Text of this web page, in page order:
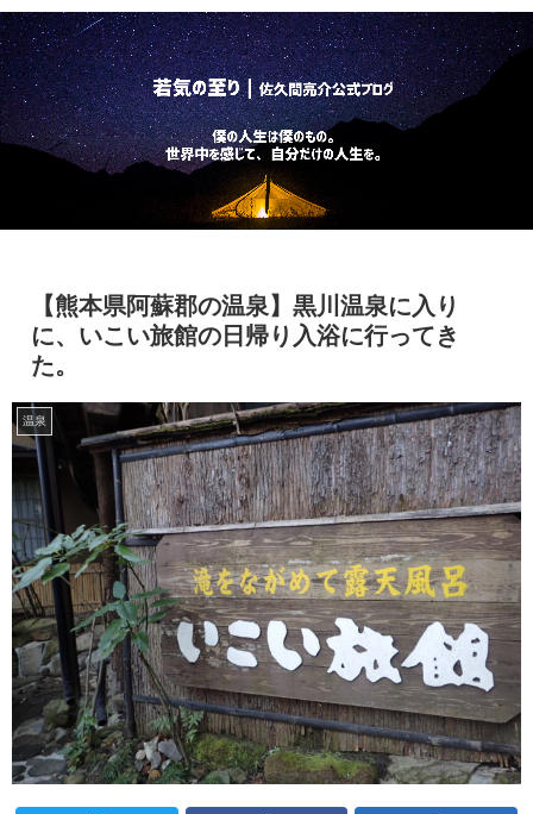
【熊本県阿蘇郡の温泉】黒川温泉に入り
に、いこい旅館の日帰り入浴に行ってき
た。
温泉